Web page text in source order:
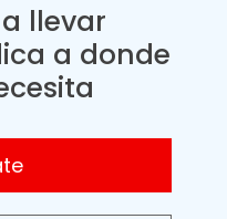
llevar
a donde